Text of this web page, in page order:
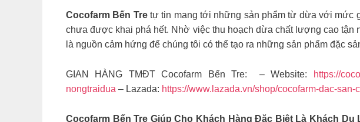
Cocofarm Bến Tretự tin mang tới những sản phẩm từ dừa với mức
chưa được khai phá hết. Nhờ việc thu hoạch dừa chất lượng cao tận
là nguồn cảm hứng để chúng tôi có thể tạo ra những sản phẩm đặc
GIAN HÀNG TMĐT Cocofarm Bến Tre: – Website: https://
nongtraidua – Lazada: https://www.lazada.vn/shop/cocofarm-dac-san-
Cocofarm Bến Tre Giúp Cho Khách Hàng Đặc Biệt Là Khách